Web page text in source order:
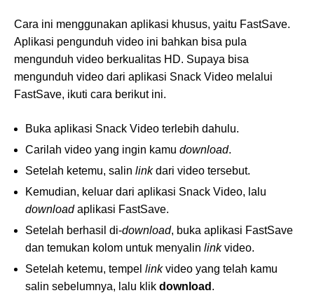
Cara ini menggunakan aplikasi khusus, yaitu FastSave.
Aplikasi pengunduh video ini bahkan bisa pula
mengunduh video berkualitas HD. Supaya bisa
mengunduh video dari aplikasi Snack Video melalui
FastSave, ikuti cara berikut ini.
Buka aplikasi Snack Video terlebih dahulu.
Carilah video yang ingin kamu download.
Setelah ketemu, salin linkdari video tersebut.
Kemudian, keluar dari aplikasi Snack Video, lalu
downloadaplikasi FastSave.
Setelah berhasil di-download, buka aplikasi FastSave
dan temukan kolom untuk menyalin linkvideo.
Setelah ketemu, tempel linkvideo yang telah kamu
salin sebelumnya, lalu klik download .